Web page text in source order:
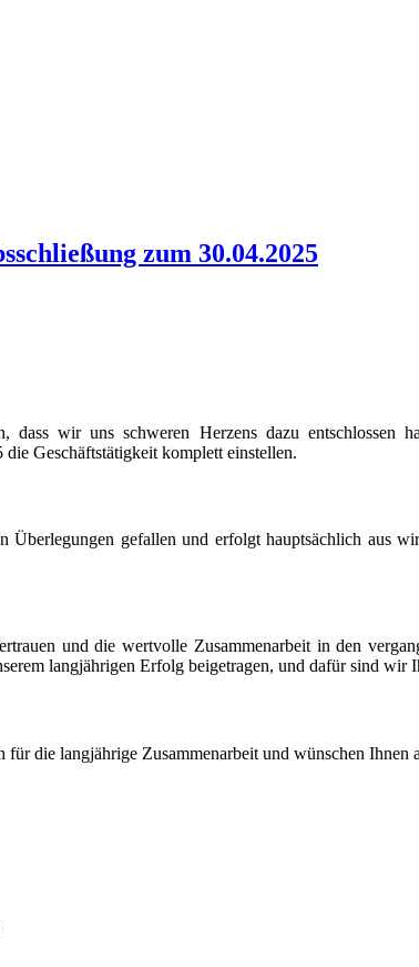
zum 30.04.2025
dass wir uns schweren Herzens dazu
Geschäftstätigkeit komplett einstellen.
Überlegungen gefallen und erfolgt hauptsächlich
und die wertvolle Zusammenarbeit in den
langjährigen Erfolg beigetragen, und dafür sind wir
für die langjährige Zusammenarbeit und wünschen Ihnen